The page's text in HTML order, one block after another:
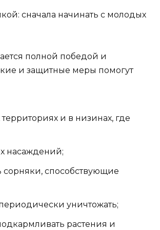
сначала начинать с молодых
полной победой и
и защитные меры помогут
и в низинах, где
насаждений;
сорняки, способствующие
уничтожать;
растения и